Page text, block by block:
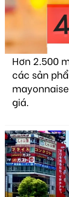
Hơn 2.500
các sản
giá.